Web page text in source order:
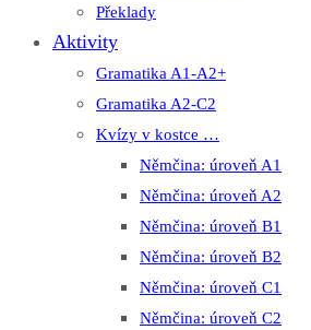
Překlady
Aktivity
Gramatika A1-A2+
Gramatika A2-C2
Kvízy v kostce …
Němčina: úroveň A1
Němčina: úroveň A2
Němčina: úroveň B1
Němčina: úroveň B2
Němčina: úroveň C1
Němčina: úroveň C2